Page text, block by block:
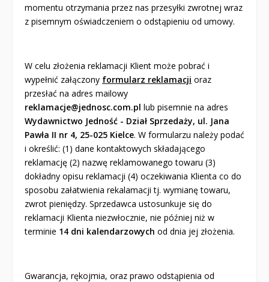
momentu otrzymania przez nas przesyłki zwrotnej wraz
z pisemnym oświadczeniem o odstąpieniu od umowy.
W celu złożenia reklamacji Klient może pobrać i
wypełnić załączony formularz reklamacji oraz
przesłać na adres mailowy
reklamacje@jednosc.com.pl lub pisemnie na adres
Wydawnictwo Jedność - Dział Sprzedaży, ul. Jana
Pawła II nr 4, 25-025 Kielce. W formularzu należy podać
i określić: (1) dane kontaktowych składającego
reklamację (2) nazwę reklamowanego towaru (3)
dokładny opisu reklamacji (4) oczekiwania Klienta co do
sposobu załatwienia rekalamacji tj. wymianę towaru,
zwrot pieniędzy. Sprzedawca ustosunkuje się do
reklamacji Klienta niezwłocznie, nie później niż w
terminie 14 dni kalendarzowych od dnia jej złożenia.
Gwarancja, rękojmia, oraz prawo odstąpienia od